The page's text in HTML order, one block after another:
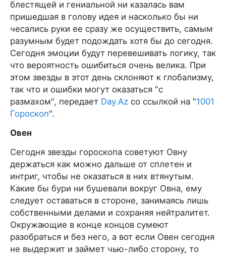
блестящей и гениальной ни казалась вам
пришедшая в голову идея и насколько бы ни
чесались руки ее сразу же осуществить, самым
разумным будет подождать хотя бы до сегодня.
Сегодня эмоции будут перевешивать логику, так
что вероятность ошибиться очень велика. При
этом звезды в этот день склоняют к глобализму,
так что и ошибки могут оказаться "с
размахом", передает Day.Az со ссылкой на "1001
Гороскоп".
Овен
Сегодня звезды гороскопа советуют Овну
держаться как можно дальше от сплетен и
интриг, чтобы не оказаться в них втянутым.
Какие бы бури ни бушевали вокруг Овна, ему
следует оставаться в стороне, занимаясь лишь
собственными делами и сохраняя нейтралитет.
Окружающие в конце концов сумеют
разобраться и без него, а вот если Овен сегодня
не выдержит и займет чью-либо сторону, то